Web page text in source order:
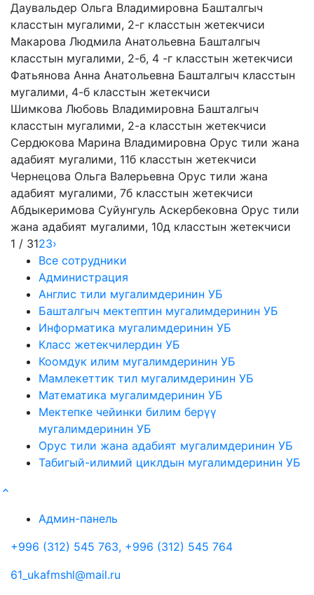
Даувальдер Ольга Владимировна Башталгыч
класстын мугалими, 2-г класстын жетекчиси
Макарова Людмила Анатольевна Башталгыч
класстын мугалими, 2-б, 4 -г класстын жетекчиси
Фатьянова Анна Анатольевна Башталгыч класстын
мугалими, 4-б класстын жетекчиси
Шимкова Любовь Владимировна Башталгыч
класстын мугалими, 2-а класстын жетекчиси
Сердюкова Марина Владимировна Орус тили жана
адабият мугалими, 11б класстын жетекчиси
Чернецова Ольга Валерьевна Орус тили жана
адабият мугалими, 7б класстын жетекчиси
Абдыкеримова Суйунгуль Аскербековна Орус тили
жана адабият мугалими, 10д класстын жетекчиси
1 / 3123›
Все сотрудники
Администрация
Англис тили мугалимдеринин УБ
Башталгыч мектептин мугалимдеринин УБ
Информатика мугалимдеринин УБ
Класс жетекчилердин УБ
Коомдук илим мугалимдеринин УБ
Мамлекеттик тил мугалимдеринин УБ
Математика мугалимдеринин УБ
Мектепке чейинки билим берүү
мугалимдеринин УБ
Орус тили жана адабият мугалимдеринин УБ
Табигый-илимий циклдын мугалимдеринин УБ
Админ-панель
+996 (312) 545 763, +996 (312) 545 764
61_ukafmshl@mail.ru